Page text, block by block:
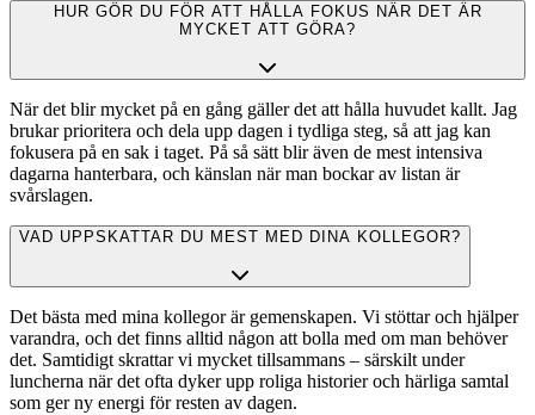
HUR GÖR DU FÖR ATT HÅLLA FOKUS NÄR DET ÄR
MYCKET ATT GÖRA?
När det blir mycket på en gång gäller det att hålla huvudet kallt. Jag
brukar prioritera och dela upp dagen i tydliga steg, så att jag kan
fokusera på en sak i taget. På så sätt blir även de mest intensiva
dagarna hanterbara, och känslan när man bockar av listan är
svårslagen.
VAD UPPSKATTAR DU MEST MED DINA KOLLEGOR?
Det bästa med mina kollegor är gemenskapen. Vi stöttar och hjälper
varandra, och det finns alltid någon att bolla med om man behöver
det. Samtidigt skrattar vi mycket tillsammans – särskilt under
luncherna när det ofta dyker upp roliga historier och härliga samtal
som ger ny energi för resten av dagen.